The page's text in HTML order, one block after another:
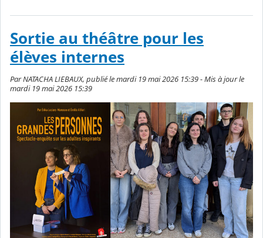
Sortie au théâtre pour les
élèves internes
Par NATACHA LIEBAUX, publié le mardi 19 mai 2026 15:39 - Mis à jour le
mardi 19 mai 2026 15:39